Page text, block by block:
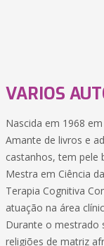
VARIOS
Nascida em 1968
Amante de livros e
castanhos, tem pele
Mestra em Ciência
Terapia Cognitiva
atuação na área
Durante o mestrado
religiões de matriz